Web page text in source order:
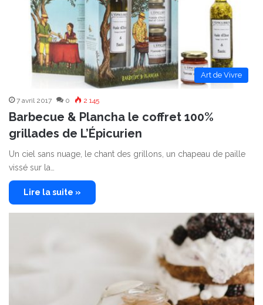
Art de Vivre
7 avril 2017 0 2 145
Barbecue & Plancha le coffret 100%
grillades de L’Épicurien
Un ciel sans nuage, le chant des grillons, un chapeau de paille
vissé sur la…
Lire la suite »